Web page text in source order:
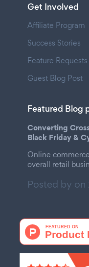
Get Involved
Affiliate Program
Success Stories
Feature Requests
Guest Blog Post
Featured Blog
Converting
Black Friday &
Online
overall retail
Posted by on